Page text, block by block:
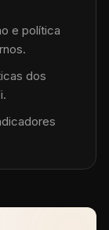
e política
dos